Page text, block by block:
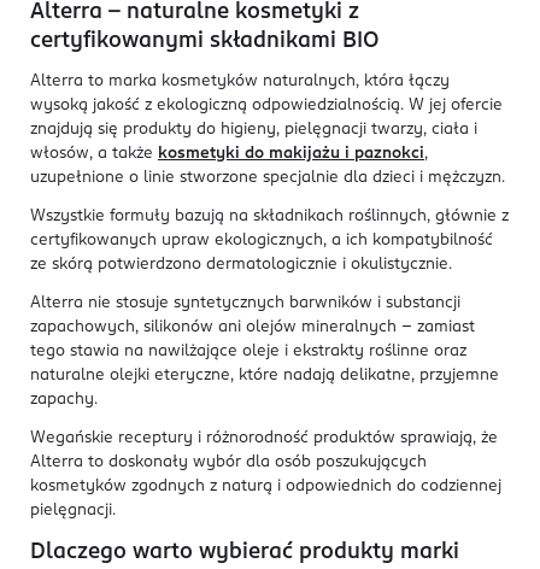
Alterra – naturalne kosmetyki z
certyfikowanymi składnikami BIO
Alterra to marka kosmetyków naturalnych, która łączy
wysoką jakość z ekologiczną odpowiedzialnością. W jej ofercie
znajdują się produkty do higieny, pielęgnacji twarzy, ciała i
włosów, a także kosmetyki do makijażu i paznokci,
uzupełnione o linie stworzone specjalnie dla dzieci i mężczyzn.
Wszystkie formuły bazują na składnikach roślinnych, głównie z
certyfikowanych upraw ekologicznych, a ich kompatybilność
ze skórą potwierdzono dermatologicznie i okulistycznie.
Alterra nie stosuje syntetycznych barwników i substancji
zapachowych, silikonów ani olejów mineralnych – zamiast
tego stawia na nawilżające oleje i ekstrakty roślinne oraz
naturalne olejki eteryczne, które nadają delikatne, przyjemne
zapachy.
Wegańskie receptury i różnorodność produktów sprawiają, że
Alterra to doskonały wybór dla osób poszukujących
kosmetyków zgodnych z naturą i odpowiednich do codziennej
pielęgnacji.
Dlaczego warto wybierać produkty marki